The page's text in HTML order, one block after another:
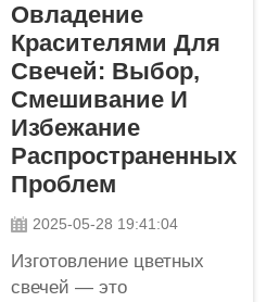
с wonderful
ароматом?
Прекратите поиски.
FNAT имеет
руководство, которое
мир ароматических
масел для свечей.
Мы раскроем все
Овладение
Красителями Для
Свечей: Выбор,
Смешивание И
Избежание
Распространенных
Проблем
2025-05-28 19:41:04
Изготовление цветных
свечей — это